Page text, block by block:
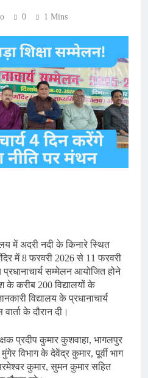
0 1 Mins
में अदरी नदी के किनारे स्थित
में 8 फरवरी 2026 से 11 फरवरी
सम्मेलन आयोजित होने
करीब 200 विद्यालयों के
विद्यालय के प्रधानाचार्य
के दौरान दी।
प्रदीप कुमार कुशवाहा, भागलपुर
मुंगेर विभाग के देवेंद्र कुमार, पूर्वी भाग
कुमार, सुमन कुमार सहित